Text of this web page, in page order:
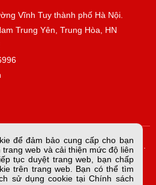
Vĩnh Tuy thành phố Hà Nội.
Trung Yên, Trung Hòa, HN
Bắc, Q. Hải Châu, TP. Đà Nẵng.
để đảm bảo cung cấp cho bạn
web và cải thiện mức độ liên
tục duyệt trang web, bạn chấp
trên trang web. Bạn có thể tìm
sử dụng cookie tại Chính sách